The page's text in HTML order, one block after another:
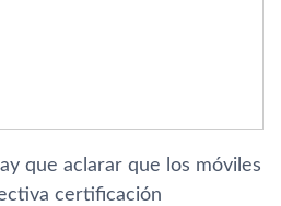
que aclarar que los móviles
certificación